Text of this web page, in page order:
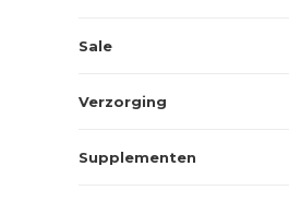
Sale
Verzorging
Supplementen